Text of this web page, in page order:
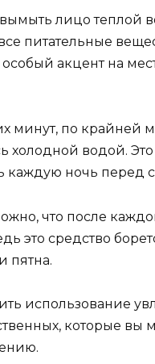
лицо теплой
питательные
акцент на
минут, по крайней
холодной водой.
каждую ночь перед
что после
это средство
пятна.
использование
которые вы